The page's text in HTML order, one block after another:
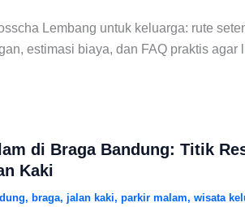
Lembang untuk keluarga: rute
estimasi biaya, dan FAQ praktis agar
di Braga Bandung: Titik
Kaki
, braga, jalan kaki, parkir malam, wisata